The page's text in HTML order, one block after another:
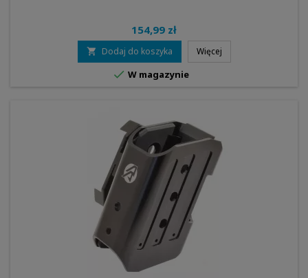
154,99 zł
 Dodaj do koszyka Więcej
 W magazynie